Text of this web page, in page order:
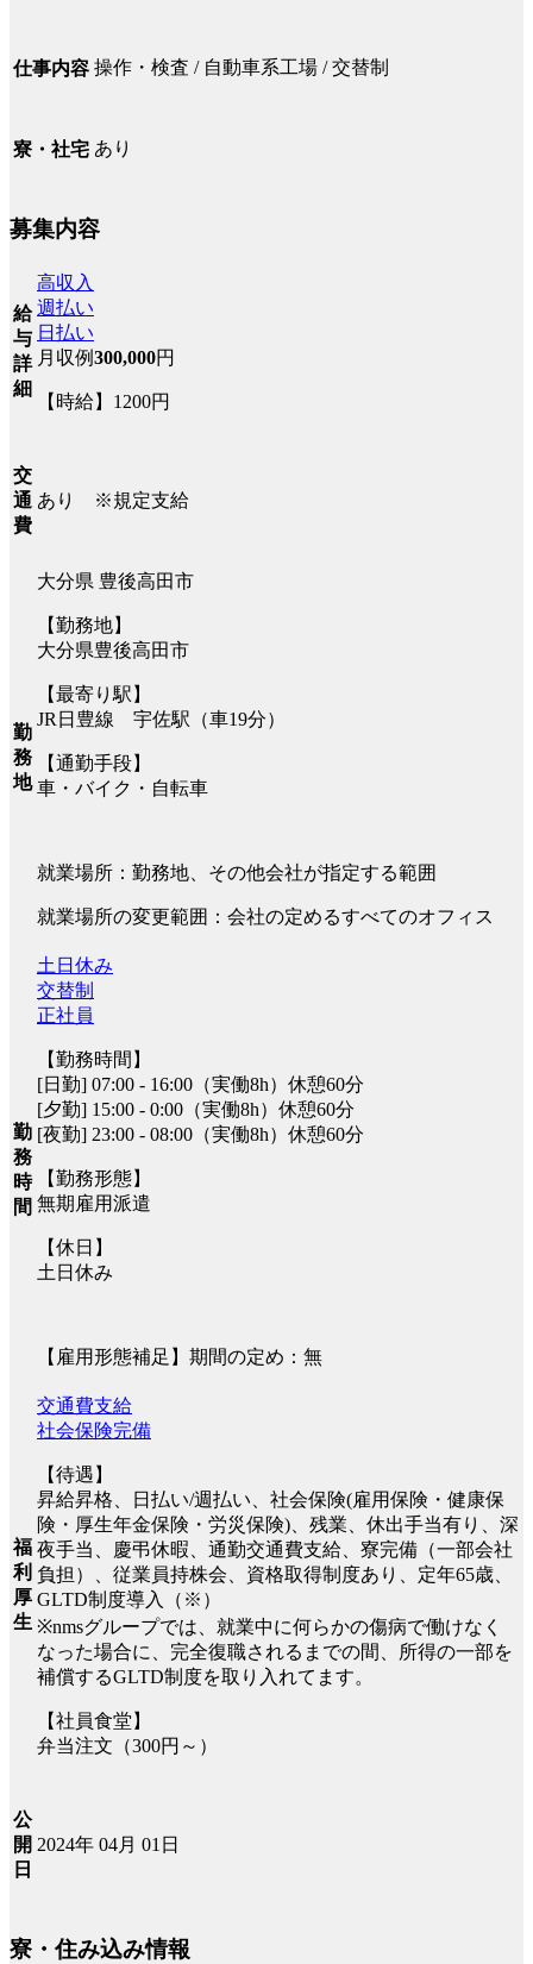
仕事内容 操作・検査 / 自動車系工場 / 交替制
寮・社宅 あり
募集内容
給
与
詳
細
高収入
週払い
日払い
月収例300,000円
【時給】1200円
交
通
費
あり ※規定支給
勤
務
地
大分県 豊後高田市
【勤務地】
大分県豊後高田市
【最寄り駅】
JR日豊線 宇佐駅（車19分）
【通勤手段】
車・バイク・自転車
就業場所：勤務地、その他会社が指定する範囲
就業場所の変更範囲：会社の定めるすべてのオフィス
勤
務
時
間
土日休み
交替制
正社員
【勤務時間】
[日勤] 07:00 - 16:00（実働8h）休憩60分
[夕勤] 15:00 - 0:00（実働8h）休憩60分
[夜勤] 23:00 - 08:00（実働8h）休憩60分
【勤務形態】
無期雇用派遣
【休日】
土日休み
【雇用形態補足】期間の定め：無
福
利
厚
生
交通費支給
社会保険完備
【待遇】
昇給昇格、日払い/週払い、社会保険(雇用保険・健康保
険・厚生年金保険・労災保険)、残業、休出手当有り、深
夜手当、慶弔休暇、通勤交通費支給、寮完備（一部会社
負担）、従業員持株会、資格取得制度あり、定年65歳、
GLTD制度導入（※）
※nmsグループでは、就業中に何らかの傷病で働けなく
なった場合に、完全復職されるまでの間、所得の一部を
補償するGLTD制度を取り入れてます。
【社員食堂】
弁当注文（300円～）
公
開
日
2024年 04月 01日
寮・住み込み情報